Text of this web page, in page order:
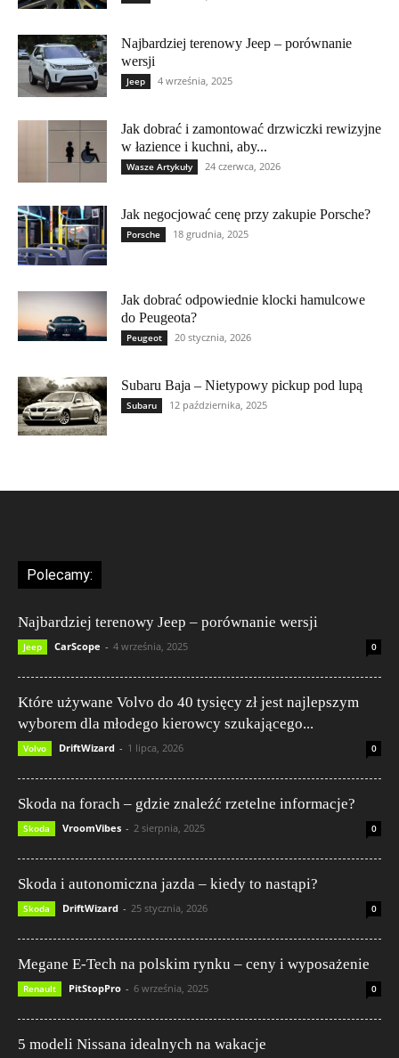
Najbardziej terenowy Jeep – porównanie
wersji
Jeep 4 września, 2025
Jak dobrać i zamontować drzwiczki rewizyjne
w łazience i kuchni, aby...
Wasze Artykuły 24 czerwca, 2026
Jak negocjować cenę przy zakupie Porsche?
Porsche 18 grudnia, 2025
Jak dobrać odpowiednie klocki hamulcowe
do Peugeota?
Peugeot 20 stycznia, 2026
Subaru Baja – Nietypowy pickup pod lupą
Subaru 12 października, 2025
Polecamy:
Najbardziej terenowy Jeep – porównanie wersji
Jeep CarScope - 4 września, 2025 0
Które używane Volvo do 40 tysięcy zł jest najlepszym
wyborem dla młodego kierowcy szukającego...
Volvo DriftWizard - 1 lipca, 2026 0
Skoda na forach – gdzie znaleźć rzetelne informacje?
Skoda VroomVibes - 2 sierpnia, 2025 0
Skoda i autonomiczna jazda – kiedy to nastąpi?
Skoda DriftWizard - 25 stycznia, 2026 0
Megane E-Tech na polskim rynku – ceny i wyposażenie
Renault PitStopPro - 6 września, 2025 0
5 modeli Nissana idealnych na wakacje